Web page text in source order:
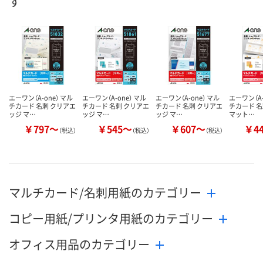
お届け日
数量
カゴへ
数量
カゴへ カ
エーワン（A-one） マル
チカード 名刺 クリアエ
ッジ マ…
￥797～（税込）
エーワン（A-one） マル
チカード 名刺 クリアエ
ッジ マ…
￥545～（税込）
エーワン（A-one） マル
チカード 名刺 クリアエ
ッジ マ…
￥607～（税込）
エーワン（
チカード
マット…
￥
マルチカード/名刺用紙のカテゴリー
コピー用紙/プリンタ用紙のカテゴリー
オフィス用品のカテゴリー